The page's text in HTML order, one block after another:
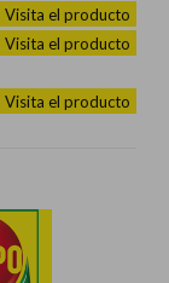
Visita el producto
Visita el producto
Visita el producto